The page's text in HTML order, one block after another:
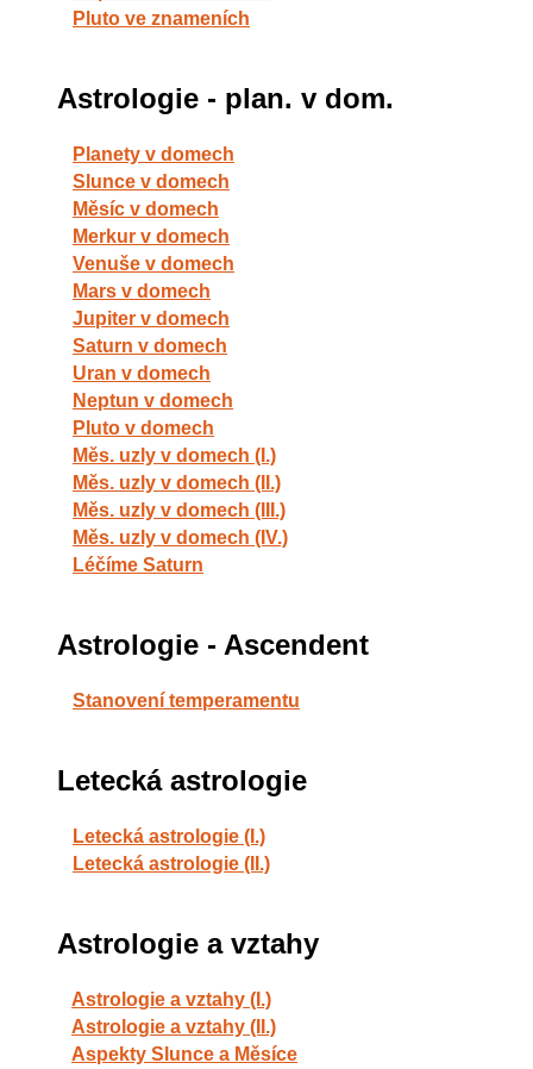
Pluto ve znameních
Astrologie - plan. v dom.
Planety v domech
Slunce v domech
Měsíc v domech
Merkur v domech
Venuše v domech
Mars v domech
Jupiter v domech
Saturn v domech
Uran v domech
Neptun v domech
Pluto v domech
Měs. uzly v domech (I.)
Měs. uzly v domech (II.)
Měs. uzly v domech (III.)
Měs. uzly v domech (IV.)
Léčíme Saturn
Astrologie - Ascendent
Stanovení temperamentu
Letecká astrologie
Letecká astrologie (I.)
Letecká astrologie (II.)
Astrologie a vztahy
Astrologie a vztahy (I.)
Astrologie a vztahy (II.)
Aspekty Slunce a Měsíce